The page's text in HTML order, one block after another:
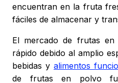
encuentran en la fruta
fáciles de almacenar y
El mercado de frutas
rápido debido al amplio
bebidas y alimentos
de frutas en polvo